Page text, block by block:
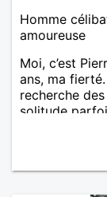
Homme
amoureuse
Moi, c’est
ans, ma
recherche
solitude
vague à
importante à
sentiments
œuvre » disait